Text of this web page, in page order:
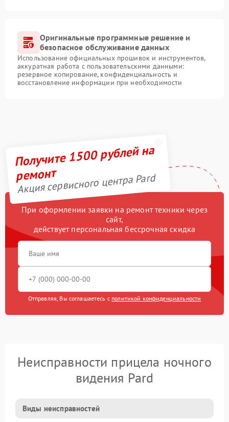
Оригинальные программные решение и
безопасное обслуживание данных
Использование официальных прошивок и инструментов,
аккуратная работа с пользовательскими данными:
резервное копирование, конфиденциальность и
восстановление информации при необходимости
Получите 1500 рублей на
ремонт
Акция сервисного центра Pard
При оформлении заявки на ремонт техники через
сайт,
действует персональная бессрочная скидка
Отправляя, Вы соглашаетесь с политикой конфиденциальности
Неисправности прицела ночного
видения Pard
Виды неисправностей